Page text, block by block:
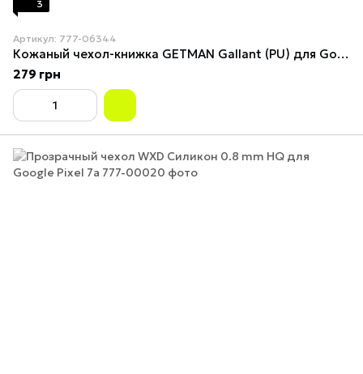
3
Артикул: 777-06344
Кожаный чехол-книжка GETMAN Gallant (PU) для Google Pixel 7a Black
279 грн